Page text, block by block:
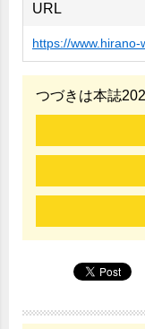
URL
https://www.hirano-
つづきは本誌